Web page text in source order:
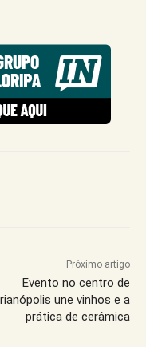
Próximo artigo
Evento no centro de
une vinhos e a
prática de cerâmica